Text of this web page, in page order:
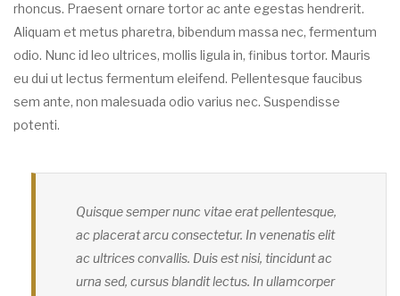
rhoncus. Praesent ornare tortor ac ante egestas hendrerit.
Aliquam et metus pharetra, bibendum massa nec, fermentum
odio. Nunc id leo ultrices, mollis ligula in, finibus tortor. Mauris
eu dui ut lectus fermentum eleifend. Pellentesque faucibus
sem ante, non malesuada odio varius nec. Suspendisse
potenti.
Quisque semper nunc vitae erat pellentesque,
ac placerat arcu consectetur. In venenatis elit
ac ultrices convallis. Duis est nisi, tincidunt ac
urna sed, cursus blandit lectus. In ullamcorper